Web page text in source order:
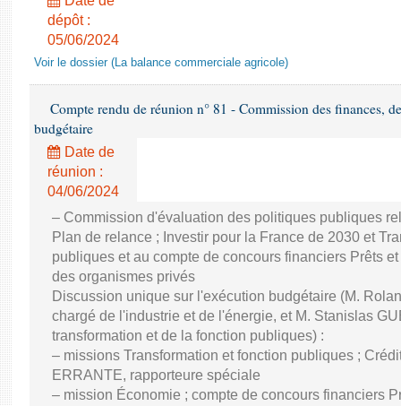
dépôt :
05/06/2024
Voir le dossier (La balance commerciale agricole)
Compte rendu de réunion n° 81 - Commission des finances,
budgétaire
Date de
réunion :
04/06/2024
– Commission d'évaluation des politiques publiques
Plan de relance ; Investir pour la France de 2030 et
publiques et au compte de concours financiers Prêts
des organismes privés
Discussion unique sur l'exécution budgétaire (M.
chargé de l'industrie et de l'énergie, et M. Stanislas
transformation et de la fonction publiques) :
– missions Transformation et fonction publiques ;
ERRANTE, rapporteure spéciale
– mission Économie ; compte de concours financiers